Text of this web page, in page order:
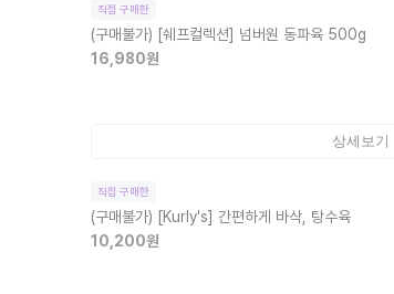
직접 구매한
(구매불가) [쉐프컬렉션] 넘버원 동파육 500g
16,980원
상세보기
직접 구매한
(구매불가) [Kurly's] 간편하게 바삭, 탕수육
10,200원